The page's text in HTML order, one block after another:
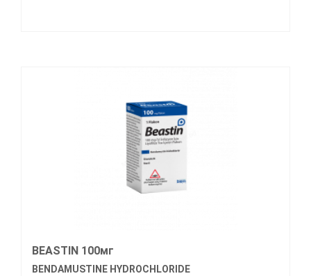
BEASTIN 100мг
BENDAMUSTINE HYDROCHLORIDE